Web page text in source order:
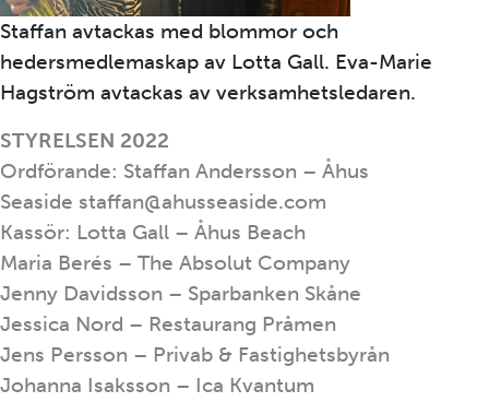
Staffan avtackas med blommor och
hedersmedlemaskap av Lotta Gall. Eva-Marie
Hagström avtackas av verksamhetsledaren.
STYRELSEN 2022
Ordförande: Staffan Andersson – Åhus
Seaside staffan@ahusseaside.com
Kassör: Lotta Gall – Åhus Beach
Maria Berés – The Absolut Company
Jenny Davidsson – Sparbanken Skåne
Jessica Nord – Restaurang Pråmen
Jens Persson – Privab & Fastighetsbyrån
Johanna Isaksson – Ica Kvantum